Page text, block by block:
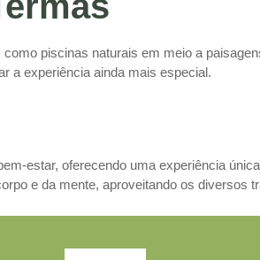
piscinas naturais em meio a
a experiência ainda mais especial.
estar, oferecendo uma experiência
e da mente, aproveitando os diversos